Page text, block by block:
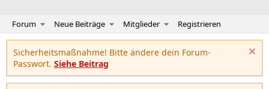
Forum Neue Beiträge Mitglieder Registrieren
Sicherheitsmaßnahme! Bitte ändere dein Forum-
Passwort. Siehe Beitrag